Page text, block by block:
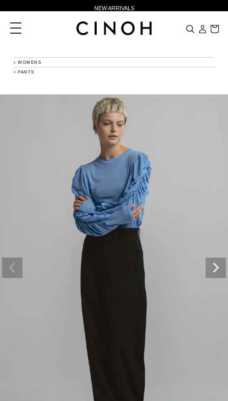
NEW ARRIVALS
新規会員登録500ポイントプレゼント
夏季休業に伴う一部業務休業のお知らせ
ニュースレター登録で¥1,000クーポン進呈
toggle
navigation
WOMENS
PANTS